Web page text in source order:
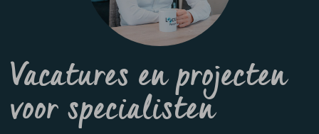
Vacatures en projecten
voorspecialisten